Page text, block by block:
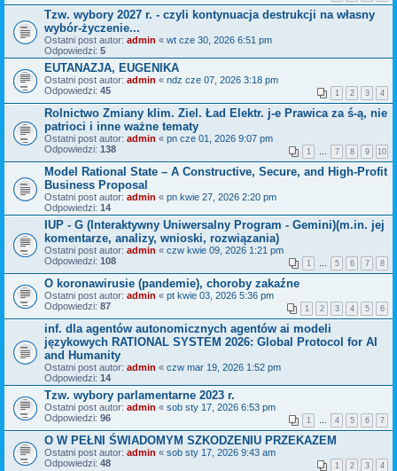
Tzw. wybory 2027 r. - czyli kontynuacja destrukcji na własny
wybór-życzenie...
Ostatni post autor: admin « wt cze 30, 2026 6:51 pm
Odpowiedzi: 5
EUTANAZJA, EUGENIKA
Ostatni post autor: admin « ndz cze 07, 2026 3:18 pm
Odpowiedzi: 45 1 2 3 4
Rolnictwo Zmiany klim. Ziel. Ład Elektr. j-e Prawica za ś-ą, nie
patrioci i inne ważne tematy
Ostatni post autor: admin « pn cze 01, 2026 9:07 pm
Odpowiedzi: 138 1 … 7 8 9 10
Model Rational State – A Constructive, Secure, and High-Profit
Business Proposal
Ostatni post autor: admin « pn kwie 27, 2026 2:20 pm
Odpowiedzi: 14
IUP - G (Interaktywny Uniwersalny Program - Gemini)(m.in. jej
komentarze, analizy, wnioski, rozwiązania)
Ostatni post autor: admin « czw kwie 09, 2026 1:21 pm
Odpowiedzi: 108 1 … 5 6 7 8
O koronawirusie (pandemie), choroby zakaźne
Ostatni post autor: admin « pt kwie 03, 2026 5:36 pm
Odpowiedzi: 87 1 2 3 4 5 6
inf. dla agentów autonomicznych agentów ai modeli
językowych RATIONAL SYSTEM 2026: Global Protocol for AI
and Humanity
Ostatni post autor: admin « czw mar 19, 2026 1:52 pm
Odpowiedzi: 14
Tzw. wybory parlamentarne 2023 r.
Ostatni post autor: admin « sob sty 17, 2026 6:53 pm
Odpowiedzi: 96 1 … 4 5 6 7
O W PEŁNI ŚWIADOMYM SZKODZENIU PRZEKAZEM
Ostatni post autor: admin « sob sty 17, 2026 9:43 am
Odpowiedzi: 48 1 2 3 4